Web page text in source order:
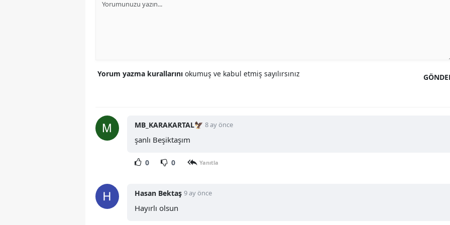
Yorum yazma kurallarını okumuş ve kabul etmiş sayılırsınız
MB_KARAKARTAL🦅 8 ay önce
şanlı Beşiktaşım
0 0 Yanıtla
Hasan Bektaş 9 ay önce
Hayırlı olsun